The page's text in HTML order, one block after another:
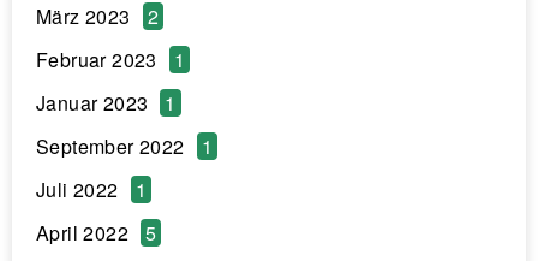
März 2023
2
Februar 2023
1
Januar 2023
1
September 2022
1
Juli 2022
1
April 2022
5